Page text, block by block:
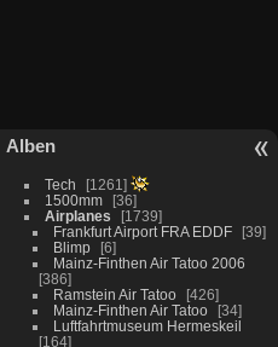
Alben
Tech
1261
1500mm
36
Airplanes
1739
Frankfurt Airport FRA EDDF
39
Blimp
6
Mainz-Finthen Air Tatoo 2006
386
Ramstein Air Tatoo
426
Mainz-Finthen Air Tatoo
34
Luftfahrtmuseum Hermeskeil
164